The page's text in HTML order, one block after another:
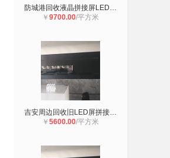
防城港回收液晶拼接屏LED屏防城港回
￥ 9700.00/平方米
吉安周边回收旧LED屏拼接屏吉安回收
￥ 5600.00/平方米